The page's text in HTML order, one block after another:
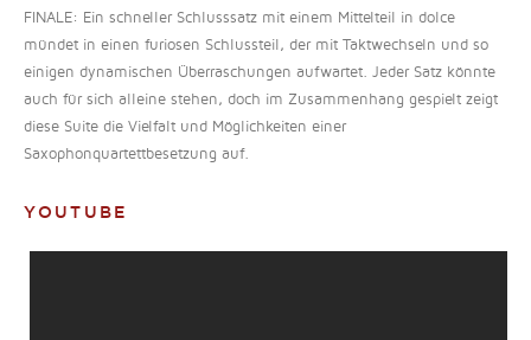
FINALE: Ein schneller Schlusssatz mit einem Mittelteil in dolce
mündet in einen furiosen Schlussteil, der mit Taktwechseln und so
einigen dynamischen Überraschungen aufwartet. Jeder Satz könnte
auch für sich alleine stehen, doch im Zusammenhang gespielt zeigt
diese Suite die Vielfalt und Möglichkeiten einer
Saxophonquartettbesetzung auf.
YOUTUBE